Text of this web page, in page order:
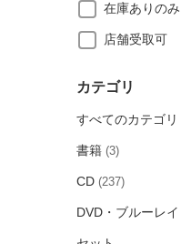
在庫ありのみ
店舗受取可
カテゴリ
すべてのカテゴリ
書籍 (3)
CD (237)
DVD・ブルーレイ